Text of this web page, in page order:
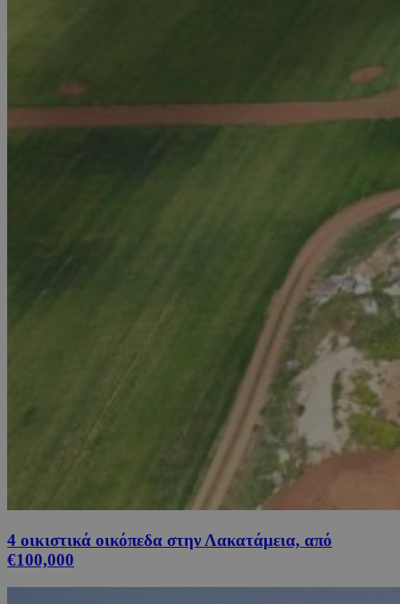
4 οικιστικά οικόπεδα στην Λακατάμεια, από
€100,000